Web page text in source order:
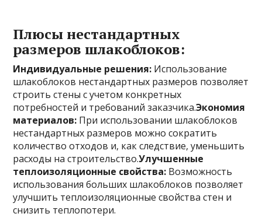
Плюсы нестандартных
размеров шлакоблоков:
Индивидуальные решения: Использование
шлакоблоков нестандартных размеров позволяет
строить стены с учетом конкретных
потребностей и требований заказчика.Экономия
материалов: При использовании шлакоблоков
нестандартных размеров можно сократить
количество отходов и, как следствие, уменьшить
расходы на строительство.Улучшенные
теплоизоляционные свойства: Возможность
использования больших шлакоблоков позволяет
улучшить теплоизоляционные свойства стен и
снизить теплопотери.